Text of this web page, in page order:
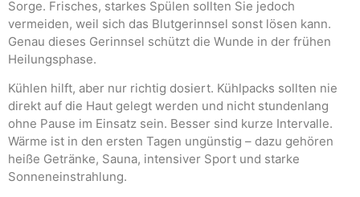
Sorge. Frisches, starkes Spülen sollten Sie jedoch
vermeiden, weil sich das Blutgerinnsel sonst lösen kann.
Genau dieses Gerinnsel schützt die Wunde in der frühen
Heilungsphase.
Kühlen hilft, aber nur richtig dosiert. Kühlpacks sollten nie
direkt auf die Haut gelegt werden und nicht stundenlang
ohne Pause im Einsatz sein. Besser sind kurze Intervalle.
Wärme ist in den ersten Tagen ungünstig – dazu gehören
heiße Getränke, Sauna, intensiver Sport und starke
Sonneneinstrahlung.